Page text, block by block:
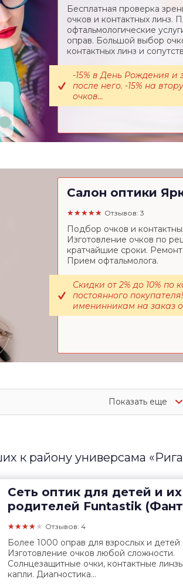
Бесплатная проверка
очков и контактных линз.
офтальмологические
оправ. Большой выбор
контактных линз и
-15% в День Рождения и
после него. -15% на
очков...
Салон оптики
★★★★★ Отзывов: 3
Подбор очков и
Изготовление очков по
кратчайшие сроки.
Прием офтальмолога.
Скидки от 2% до 10% по
постоянного
именинникам на заказ
Показать еще
к району универсама
Сеть оптик для детей и их
родителей Funtastik
★★★★★ Отзывов: 4
Более 1000 оправ для взрослых и детей
Изготовление очков любой сложности.
Солнцезащитные очки, контактные
капли. Диагностика...